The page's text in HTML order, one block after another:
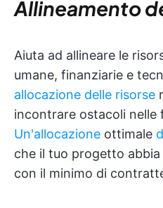
Allineamento
Aiuta ad allineare le
umane, finanziarie e
allocazione delle risorse
incontrare ostacoli nelle
Un'allocazione ottimale
che il tuo progetto
con il minimo di